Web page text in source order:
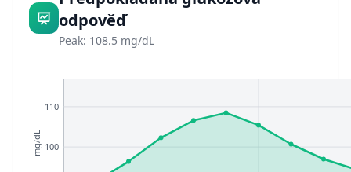
odpověď
Peak: 108.5 mg/dL
100
110
mg/dL